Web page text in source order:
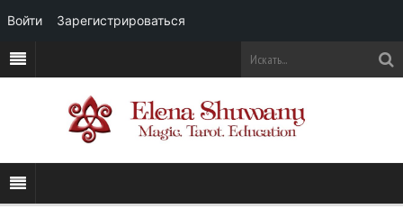
Войти Зарегистрироваться